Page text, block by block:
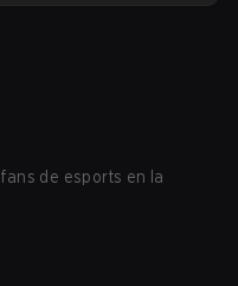
de esports en la